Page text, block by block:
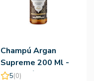
Champú Argan
Supreme 200 Ml -
Esential`Aroms
5(0)